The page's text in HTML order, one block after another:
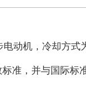
动机，冷却方式
标准，并与国际标